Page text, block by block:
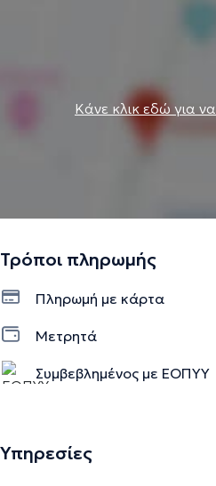
Κάνε κλικ εδώ για
Τρόποι πληρωμής
Πληρωμή με κάρτα
Μετρητά
Συμβεβλημένος με ΕΟΠΥΥ
Υπηρεσίες